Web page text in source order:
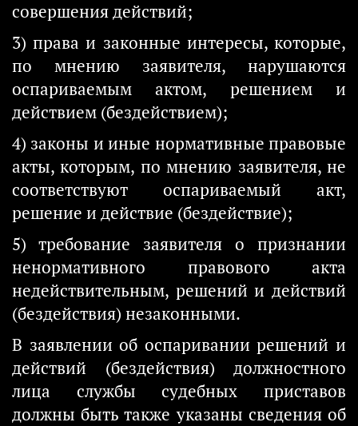
совершения действий;
3) права и законные интересы, которые,
по мнению заявителя, нарушаются
оспариваемым актом, решением и
действием (бездействием);
4) законы и иные нормативные правовые
акты, которым, по мнению заявителя, не
соответствуют оспариваемый акт,
решение и действие (бездействие);
5) требование заявителя о признании
ненормативного правового акта
недействительным, решений и действий
(бездействия) незаконными.
В заявлении об оспаривании решений и
действий (бездействия) должностного
лица службы судебных приставов
должны быть также указаны сведения об